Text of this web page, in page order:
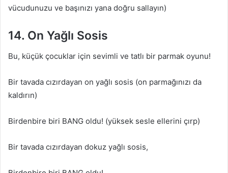
vücudunuzu ve başınızı yana doğru sallayın)
14. On Yağlı Sosis
Bu, küçük çocuklar için sevimli ve tatlı bir parmak oyunu!
Bir tavada cızırdayan on yağlı sosis (on parmağınızı da
kaldırın)
Birdenbire biri BANG oldu! (yüksek sesle ellerini çırp)
Bir tavada cızırdayan dokuz yağlı sosis,